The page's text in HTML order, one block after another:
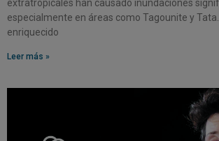
extratropicales han causado inundaciones
especialmente en áreas como Tagounite y
enriquecido
Leer más »